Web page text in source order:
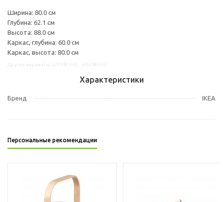
Ширина: 80.0 см
Глубина: 62.1 см
Высота: 88.0 см
Каркас, глубина: 60.0 см
Каркас, высота: 80.0 см
Характеристики
Бренд IKEA
Персональные рекомендации